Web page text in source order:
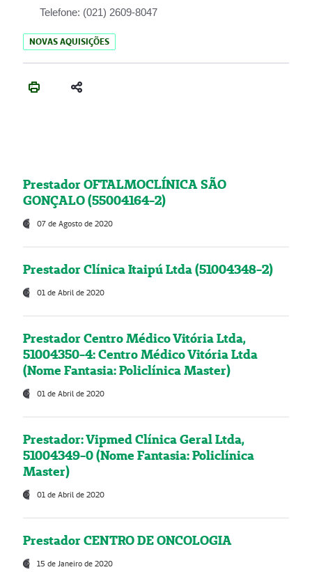
Telefone: (021) 2609-8047
NOVAS AQUISIÇÕES
Prestador OFTALMOCLÍNICA SÃO
GONÇALO (55004164-2)
07 de Agosto de 2020
Prestador Clínica Itaipú Ltda (51004348-2)
01 de Abril de 2020
Prestador Centro Médico Vitória Ltda,
51004350-4: Centro Médico Vitória Ltda
(Nome Fantasia: Policlínica Master)
01 de Abril de 2020
Prestador: Vipmed Clínica Geral Ltda,
51004349-0 (Nome Fantasia: Policlínica
Master)
01 de Abril de 2020
Prestador CENTRO DE ONCOLOGIA
15 de Janeiro de 2020